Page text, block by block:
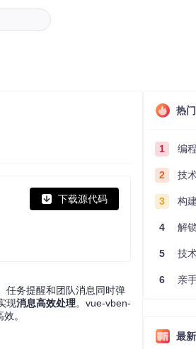
下载源代码
任务提醒和团队消息同时弹
现消息高效处理。vue-vben-
。
热
1 编程
2 技术
3 构建
4 解锁
5 技术
6 亲手
最